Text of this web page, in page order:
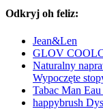
Odkryj oh feliz:
Jean&Len
GLOV
Naturalny
Wypoczęte
Tabac Man
happybrush